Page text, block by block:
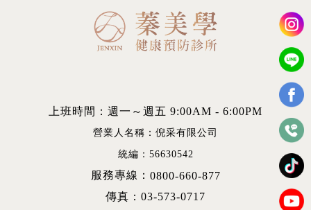
上班時間：週一～週五 9:00AM - 6:00PM
營業人名稱：倪采有限公司
統編：56630542
服務專線： 0800-660-877
傳真：03-573-0717